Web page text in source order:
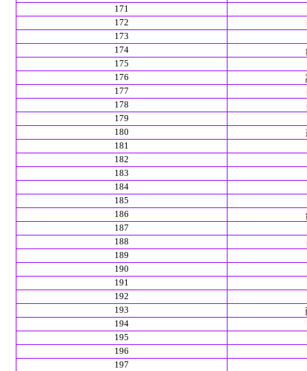
171
172
173
174
175
176
177
178
179
180
181
182
183
184
185
186
187
188
189
190
191
192
193
194
195
196
197